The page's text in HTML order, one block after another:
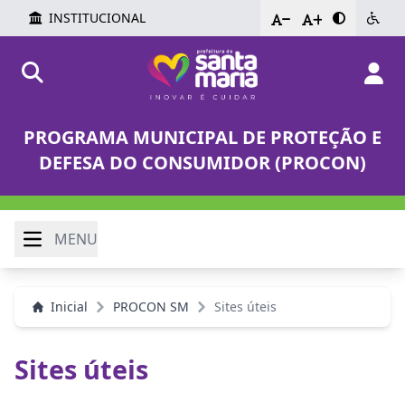
INSTITUCIONAL - +
PROGRAMA MUNICIPAL DE PROTEÇÃO E
DEFESA DO CONSUMIDOR (PROCON)
MENU
Inicial PROCON SM Sites úteis
Sites úteis